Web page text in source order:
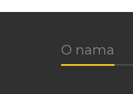
O nama